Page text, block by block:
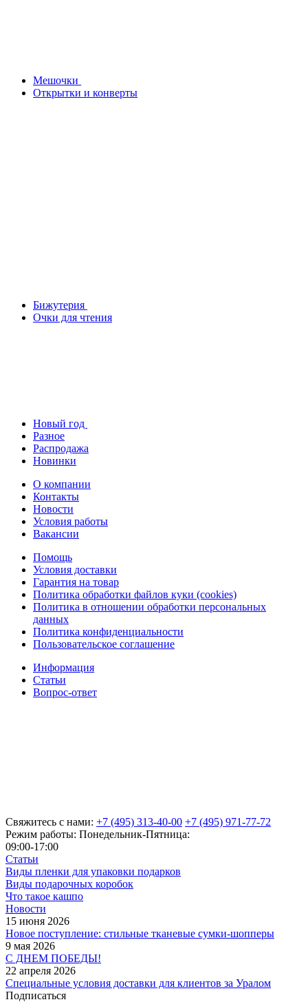
Мешочки
Открытки и конверты
Бижутерия
Очки для чтения
Новый год
Разное
Распродажа
Новинки
О компании
Контакты
Новости
Условия работы
Вакансии
Помощь
Условия доставки
Гарантия на товар
Политика обработки файлов куки (cookies)
Политика в отношении обработки персональных
данных
Политика конфиденциальности
Пользовательское соглашение
Информация
Статьи
Вопрос-ответ
Свяжитесь с нами: +7 (495) 313-40-00 +7 (495) 971-77-72
Режим работы: Понедельник-Пятница:
09:00-17:00
Статьи
Виды пленки для упаковки подарков
Виды подарочных коробок
Что такое кашпо
Новости
15 июня 2026
Новое поступление: стильные тканевые сумки-шопперы
9 мая 2026
С ДНЕМ ПОБЕДЫ!
22 апреля 2026
Специальные условия доставки для клиентов за Уралом
Подписаться